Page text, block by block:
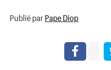
Publié par Pape Diop